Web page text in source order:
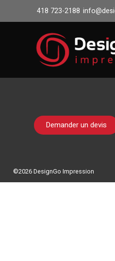
418 723-2188
No posts were found for
Demander un devis
©2026 DesignGo Impression